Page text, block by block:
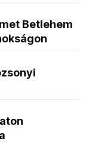
Betlehem